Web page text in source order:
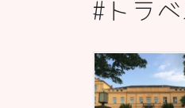
#トラ